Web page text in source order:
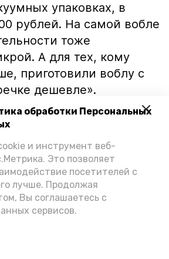
обработки Персональных
и инструмент веб-
Это позволяет
посетителей с
лучше. Продолжая
Вы соглашаетесь с
сервисов.
упаковках, в
рублей. На самой вобле
тоже
А для тех, кому
приготовили воблу с
дешевле».